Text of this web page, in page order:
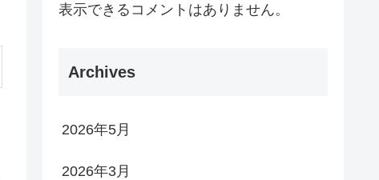
表示できるコメントはありません。
Archives
2026年5月
2026年3月